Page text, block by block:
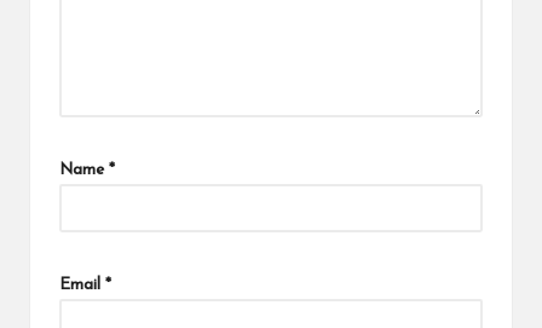
Name *
Email *